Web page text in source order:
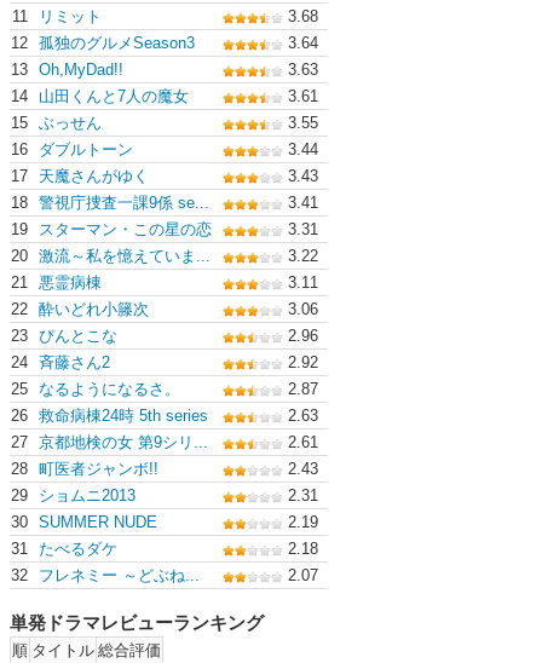
11
リミット
3.68
12 孤独のグルメSeason3
3.64
13 Oh,MyDad!!
3.63
14
山田くんと7人の魔女
3.61
15 ぶっせん
3.55
16
ダブルトーン
3.44
17
天魔さんがゆく
3.43
18 警視庁捜査一課9係 se...
3.41
19
スターマン・この星の恋
3.31
20 激流～私を憶えていま...
3.22
21 悪霊病棟
3.11
22 酔いどれ小籐次
3.06
23 ぴんとこな
2.96
24 斉藤さん2
2.92
25 なるようになるさ。
2.87
26 救命病棟24時 5th series
2.63
27 京都地検の女 第9シリ...
2.61
28 町医者ジャンボ!!
2.43
29
ショムニ2013
2.31
30 SUMMER NUDE
2.19
31
たべるダケ
2.18
32
フレネミー ～どぶね... 2.07
単発ドラマレビューランキング
順 タイトル 総合評価